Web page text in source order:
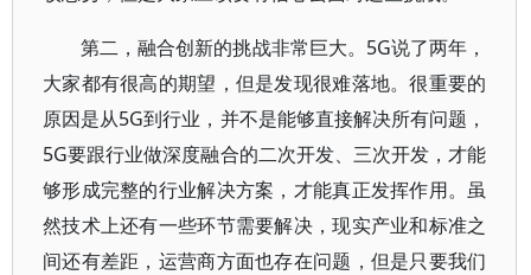
第二，融合创新的挑战非常巨大。5G说了两年，
大家都有很高的期望，但是发现很难落地。很重要的
原因是从5G到行业，并不是能够直接解决所有问题，
5G要跟行业做深度融合的二次开发、三次开发，才能
够形成完整的行业解决方案，才能真正发挥作用。虽
然技术上还有一些环节需要解决，现实产业和标准之
间还有差距，运营商方面也存在问题，但是只要我们